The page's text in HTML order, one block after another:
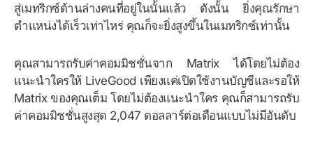
สู่เมทริกซ์ด้านล่างคนที่อยู่ในนั้นแล้ว ดังนั้น ยิ่งคุณรักษา
ตำแหน่งได้เร็วเท่าไหร่ คุณก็จะยิ่งสูงขึ้นในเมทริกซ์เท่านั้น
คุณสามารถรับค่าคอมมิชชั่นจาก Matrix ได้โดยไม่ต้อง
แนะนำใครให้ LiveGood เพียงแค่เปิดใช้งานบัญชีและรอให้
Matrix ของคุณเต็ม โดยไม่ต้องแนะนำใคร คุณก็สามารถรับ
ค่าคอมมิชชั่นสูงสุด 2,047 ดอลลาร์ต่อเดือนแบบไม่มีอันดับ